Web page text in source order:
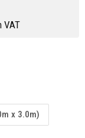
VAT
x 3.0m)